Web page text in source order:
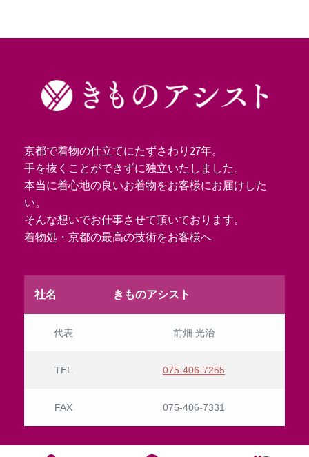
京都で着物の仕立てにたずさわり27年。
手を抜くことができずに独立いたしました。
本当に着心地の良いお着物をお客様にお届けした
い。
そんな想いでお仕事させて頂いております。
着物処・京都の最高の技術をお客様へ
社名 きものアシスト
代表 前畑 光治
TEL 075-406-7255
FAX 075-406-7331